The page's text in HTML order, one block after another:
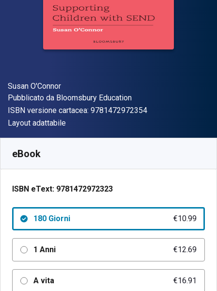
Autore(i)
Susan O'Connor
Editore
Pubblicato da Bloomsbury Education
ISBN versione cartacea: 9781472972354"ISBN-13
Formato
Layout adattabile
eBook
ISBN eText: 9781472972323
180 Giorni €10.99
1 Anni €12.69
A vita €16.91